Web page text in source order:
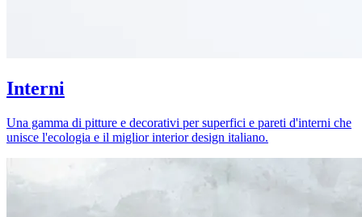
Interni
Una gamma di pitture e decorativi per superfici e pareti d'interni che
unisce l'ecologia e il miglior interior design italiano.